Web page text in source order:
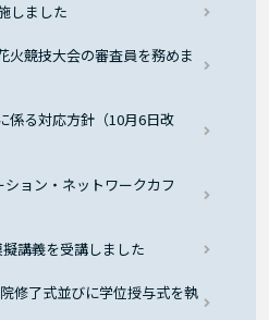
しました
火競技大会の審査員を務めま
係る対応方針（10月6日改
ョン・ネットワークカフ
講義を受講しました
修了式並びに学位授与式を執